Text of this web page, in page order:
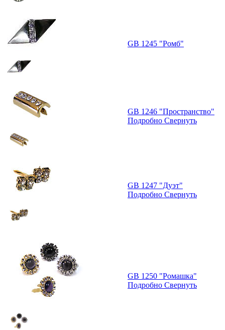
GB 1245 "Ромб"
GB 1246 "Пространство"
Подробно Свернуть
GB 1247 "Дуэт"
Подробно Свернуть
GB 1250 "Ромашка"
Подробно Свернуть